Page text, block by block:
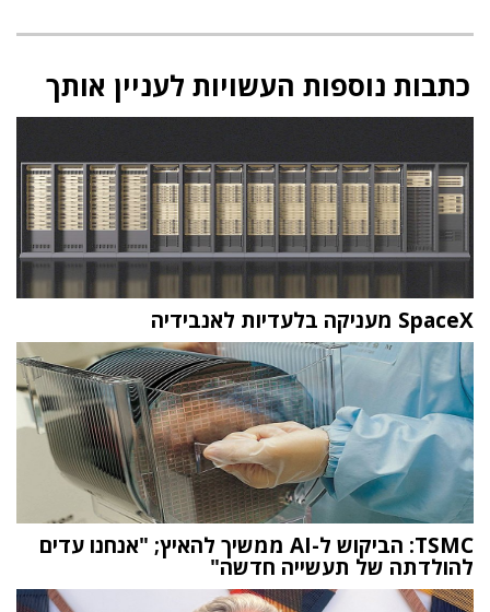
כתבות נוספות העשויות לעניין אותך
SpaceX מעניקה בלעדיות לאנבידיה
TSMC: הביקוש ל-AI ממשיך להאיץ; "אנחנו עדים
להולדתה של תעשייה חדשה"